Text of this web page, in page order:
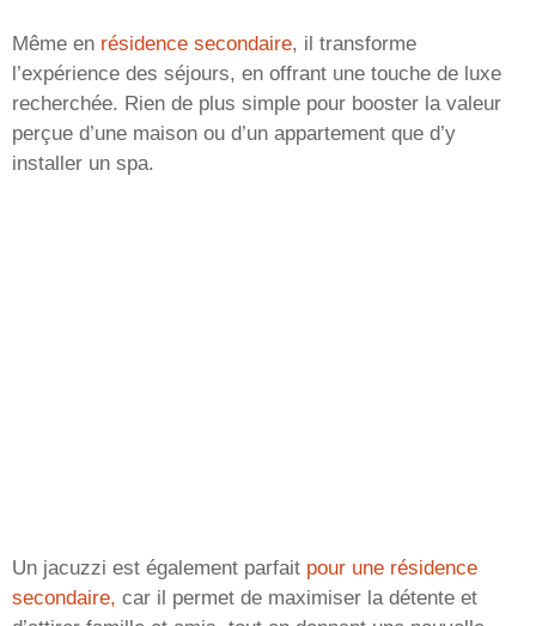
Même en résidence secondaire, il transforme
l’expérience des séjours, en offrant une touche de luxe
recherchée. Rien de plus simple pour booster la valeur
perçue d’une maison ou d’un appartement que d’y
installer un spa.
Un jacuzzi est également parfait pour une résidence
secondaire, car il permet de maximiser la détente et